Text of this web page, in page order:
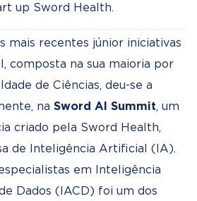
up Sword Health.
mais recentes júnior iniciativas
composta na sua maioria por
de Ciências, deu-se a
na Sword AI Summit, um
criado pela Sword Health,
de Inteligência Artificial (IA).
em Inteligência
Dados (IACD) foi um dos